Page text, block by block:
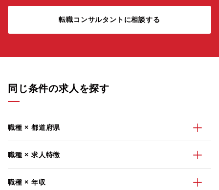
転職コンサルタントに相談する
同じ条件の求人を探す
職種 × 都道府県
職種 × 求人特徴
職種 × 年収